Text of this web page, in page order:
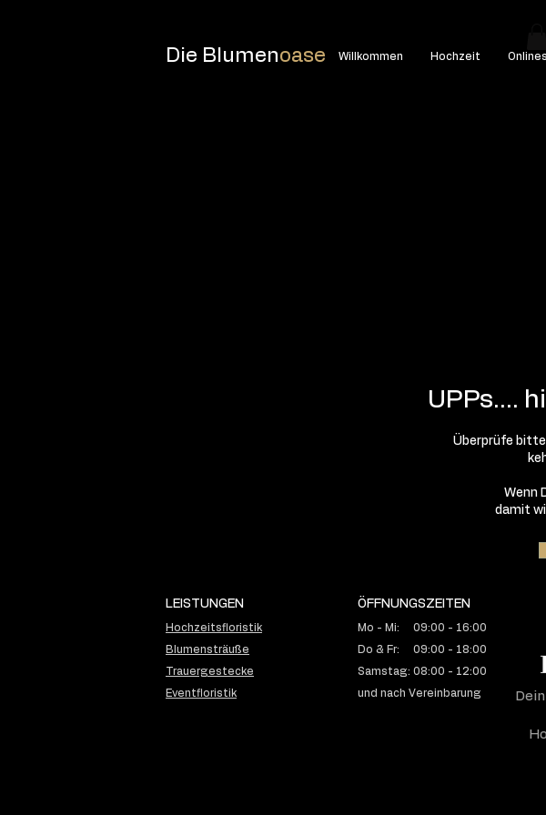
Die Blumenoase Willkommen Hochzeit
UPPs....
Überprüfe bitte
Wenn
damit
LEISTUNGEN
Hochzeitsfloristik
Blumensträuße
Trauergestecke
Eventfloristik
ÖFFNUNGSZEITEN
Mo - Mi: 09:00 - 16:00
Do & Fr: 09:00 - 18:00
Samstag: 08:00 - 12:00
und nach Vereinbarung